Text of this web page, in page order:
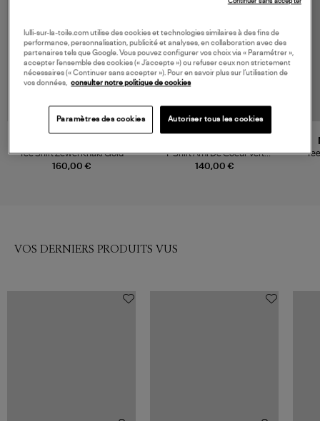
160,00 €
Tee Shirt Zewel Khaki Gold
140,00 €
T-Shirt Ami De Coeur Vert
Bouteille Noir
VOS DERNIERS PRODUITS VUS
lulli-sur-la-toile.com utilise des cookies et technologies similaires à des fins de
performance, personnalisation, publicité et analyses, en collaboration avec des
partenaires tels que Google. Vous pouvez configurer vos choix via « Paramétrer »,
accepter l’ensemble des cookies (« J’accepte ») ou refuser ceux non strictement
nécessaires (« Continuer sans accepter »). Pour en savoir plus sur l’utilisation de
vos données, consulter notre politique de cookies
Paramètres des cookies Autoriser tous les cookies
Continuer sans accepter